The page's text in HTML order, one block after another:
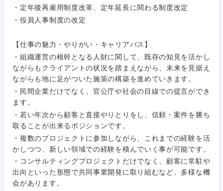
・定年後再雇用制度改革、定年延長に関わる制度改定
・役員人事制度の改定
【仕事の魅力・やりがい・キャリアパス】
・組織運営の根幹となる人財に関して、既存の知見を活かし
ながらもクライアントの状況を踏まえながら、未来を見据え
ながらも地に足がついた施策の構築を進めていきます。
・民間企業だけでなく、官公庁や社会の目線での提言ができ
ます。
・若い年次から顧客と直接やりとりをし、信頼・案件を勝ち
取ることが出来るポジションです。
・複数のプロジェクトに参加しながら、これまでの経験を活
かしつつ、新しい領域での経験を積んでいく事が可能です。
・コンサルティングプロジェクトだけでなく、顧客に常駐や
出向といった形態で共同事業開発に取り組むなど、多様な機
会があります。
金融専門
メディカ
ル
不動産専
門職
建設・施
工管理
その他
その他マスメディア
エンターテイメント
法律・特許事務所・監査法人
人材・アウトソーシング
サービス
その他
関東地方
群馬県
千葉県 東京都
神奈川県